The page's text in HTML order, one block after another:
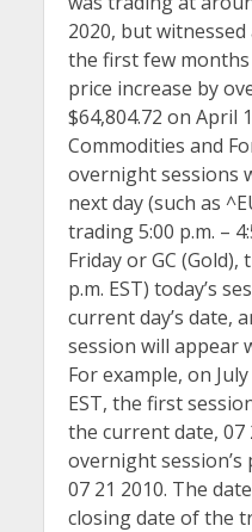
2020, but
the first few
price increase by
$64,804.72 on April
Commodities and
overnight sessions
next day (such as
trading 5:00 p.m. –
Friday or GC (Gold),
p.m. EST) today’s
current day’s date,
session will appear
For example, on
EST, the first
the current date, 07
overnight
07 21 2010. The
closing date of the